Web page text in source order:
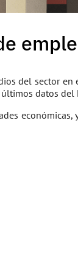
del sector
datos